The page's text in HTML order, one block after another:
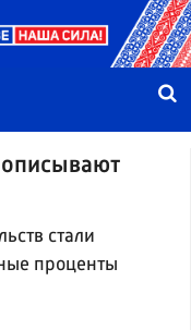
стали
проценты